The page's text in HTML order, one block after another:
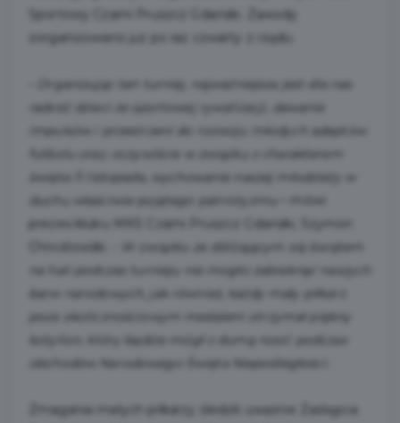
Sportowy Czarni Pruszcz Gdański. Zawody
zorganizowano już po raz czwarty z rzędu.
Organizując ten turniej, najważniejsza jest dla nas
radość dzieci ze sportowej rywalizacji, dawanie
impulsów i przestrzeni do rozwoju młodych adeptów
futbolu oraz, oczywiście w związku z charakterem
święta 11 listopada, wychowanie naszej młodzieży w
duchu właściwie pojętego patriotyzmu
– mówi
prezes klubu MKS Czarni Pruszcz Gdański, Szymon
Chrostowski. -
W związku ze zbliżającym się świętem
na hali podczas turnieju nie mogło zabraknąć naszych
barw narodowych, jak również, każdy mały piłkarz
poza okolicznościowym medalem otrzymał piękny
kotylion, który będzie mógł z dumą nosić podczas
obchodów Narodowego Święta Niepodległości.
Zmagania małych piłkarzy śledzili uważnie Zastępca